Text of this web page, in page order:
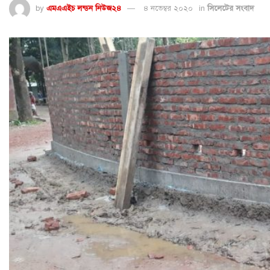
by এমএএইচ লন্ডন নিউজ২৪ ৪ নভেম্বর ২০২০ in সিলেটের সংবাদ